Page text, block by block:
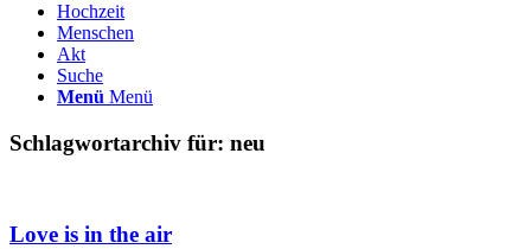
Hochzeit
Menschen
Akt
Suche
Menü Menü
Schlagwortarchiv für: neu
Love is in the air